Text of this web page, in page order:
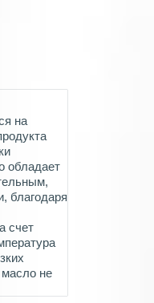
на
обладает
благодаря
счет
не